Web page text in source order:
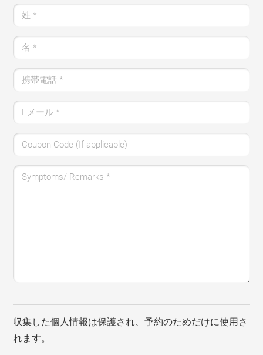
姓*
名*
携帯電話*
Eメール*
Coupon Code (If applicable)
Symptoms/ Remarks*
収集した個人情報は保護され、予約のためだけに使用さ
れます。